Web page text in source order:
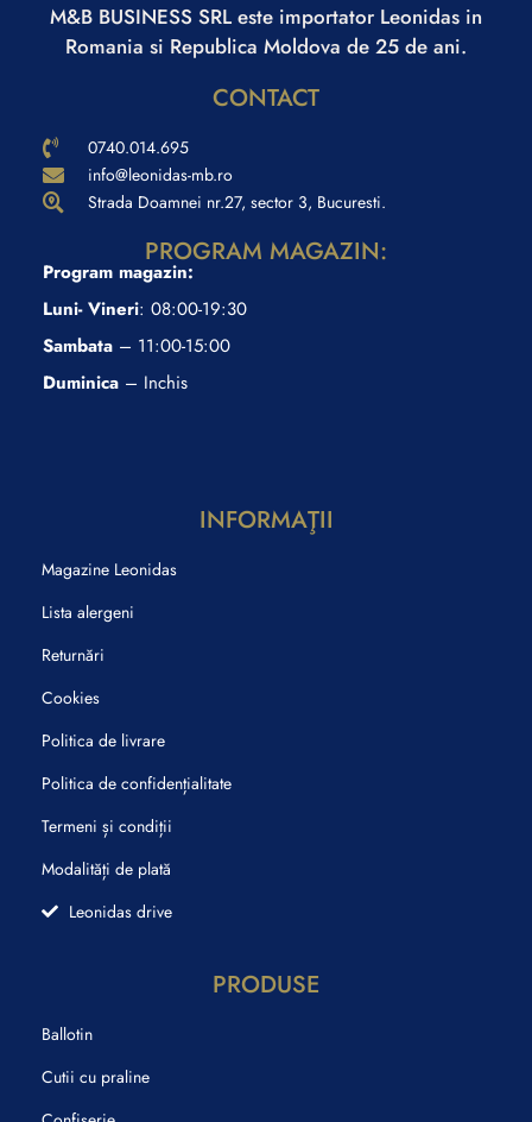
M&B BUSINESS SRL este importator Leonidas in
Romania si Republica Moldova de 25 de ani.
CONTACT
0740.014.695
info@leonidas-mb.ro
Strada Doamnei nr.27, sector 3, Bucuresti.
PROGRAM MAGAZIN:
Program magazin:
Luni- Vineri: 08:00-19:30
Sambata – 11:00-15:00
Duminica – Inchis
INFORMAŢII
Magazine Leonidas
Lista alergeni
Returnări
Cookies
Politica de livrare
Politica de confidențialitate
Termeni și condiții
Modalități de plată
Leonidas drive
PRODUSE
Ballotin
Cutii cu praline